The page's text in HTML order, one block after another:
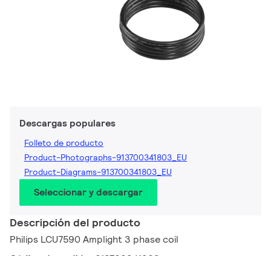
Descargas populares
Folleto de producto
Product-Photographs-913700341803_EU
Product-Diagrams-913700341803_EU
Seleccionar y descargar
Descripción del producto
Philips LCU7590 Amplight 3 phase coil